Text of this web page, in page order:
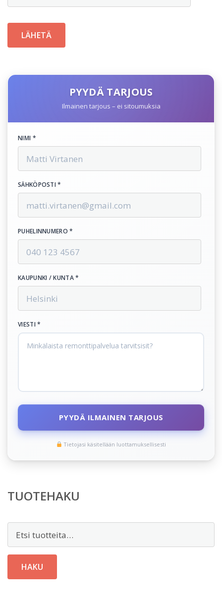
PYYDÄ TARJOUS
Ilmainen tarjous – ei sitoumuksia
NIMI *
SÄHKÖPOSTI *
PUHELINNUMERO *
KAUPUNKI / KUNTA *
VIESTI *
PYYDÄ ILMAINEN TARJOUS
Tietojasi käsitellään luottamuksellisesti
TUOTEHAKU
HAKU